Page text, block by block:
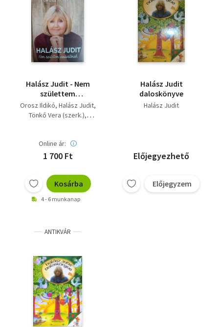
Halász Judit - Nem
születtem
varázslónak
Orosz Ildikó Halász Judit
Tönkő Vera (szerk.)
Lovass Ildikó (lektor)
Online ár:
1 700 Ft
Kosárba
4 - 6 munkanap
Halász Judit
daloskönyve
Halász Judit
Előjegyezhető
Előjegyzem
ANTIKVÁR